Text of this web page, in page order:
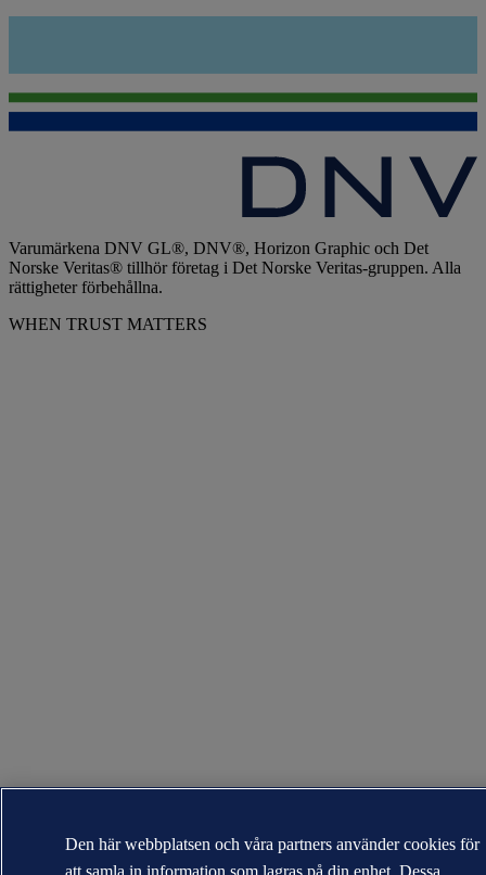
Varumärkena DNV GL®, DNV®, Horizon Graphic och Det
Norske Veritas® tillhör företag i Det Norske Veritas-gruppen. Alla
rättigheter förbehållna.
WHEN TRUST MATTERS
Den här webbplatsen och våra partners använder cookies för
att samla in information som lagras på din enhet. Dessa